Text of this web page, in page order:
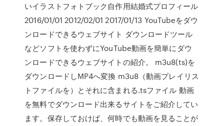
いイラストフォトブック自作用結婚式プロフィール
2016/01/01 2012/02/01 2017/01/13 YouTubeをダウ
ンロードできるウェブサイト ダウンロードツール
などソフトを使わずにYouTube動画を簡単にダウ
ンロードできるウェブサイトの紹介。 m3u8(ts)を
ダウンロードしMP4へ変換 m3u8（動画プレイリス
トファイルを）とそれに含まれる.tsファイル 動画
を無料でダウンロード出来るサイトをご紹介してい
ます。保存しておけば、何時でも動画を見ることが